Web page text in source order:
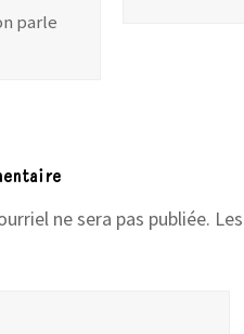
parle
ne sera pas publiée.